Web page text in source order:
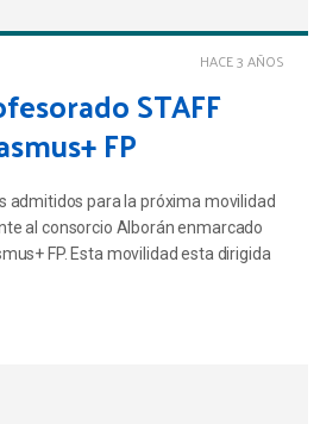
HACE 3 AÑOS
STAFF
FP
admitidos para la próxima movilidad
al consorcio Alborán enmarcado
FP. Esta movilidad esta dirigida